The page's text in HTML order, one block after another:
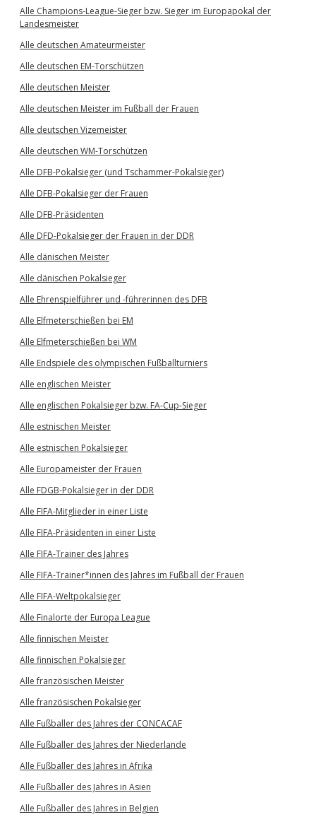
Alle Champions-League-Sieger bzw. Sieger im Europapokal der
Landesmeister
Alle deutschen Amateurmeister
Alle deutschen EM-Torschützen
Alle deutschen Meister
Alle deutschen Meister im Fußball der Frauen
Alle deutschen Vizemeister
Alle deutschen WM-Torschützen
Alle DFB-Pokalsieger (und Tschammer-Pokalsieger)
Alle DFB-Pokalsieger der Frauen
Alle DFB-Präsidenten
Alle DFD-Pokalsieger der Frauen in der DDR
Alle dänischen Meister
Alle dänischen Pokalsieger
Alle Ehrenspielführer und -führerinnen des DFB
Alle Elfmeterschießen bei EM
Alle Elfmeterschießen bei WM
Alle Endspiele des olympischen Fußballturniers
Alle englischen Meister
Alle englischen Pokalsieger bzw. FA-Cup-Sieger
Alle estnischen Meister
Alle estnischen Pokalsieger
Alle Europameister der Frauen
Alle FDGB-Pokalsieger in der DDR
Alle FIFA-Mitglieder in einer Liste
Alle FIFA-Präsidenten in einer Liste
Alle FIFA-Trainer des Jahres
Alle FIFA-Trainer*innen des Jahres im Fußball der Frauen
Alle FIFA-Weltpokalsieger
Alle Finalorte der Europa League
Alle finnischen Meister
Alle finnischen Pokalsieger
Alle französischen Meister
Alle französischen Pokalsieger
Alle Fußballer des Jahres der CONCACAF
Alle Fußballer des Jahres der Niederlande
Alle Fußballer des Jahres in Afrika
Alle Fußballer des Jahres in Asien
Alle Fußballer des Jahres in Belgien